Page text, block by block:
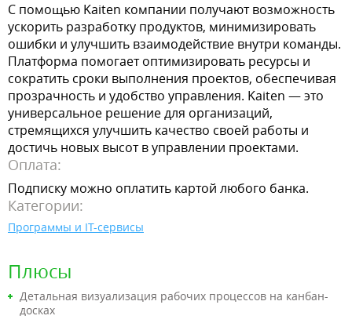
С помощью Kaiten компании получают возможность
ускорить разработку продуктов, минимизировать
ошибки и улучшить взаимодействие внутри команды.
Платформа помогает оптимизировать ресурсы и
сократить сроки выполнения проектов, обеспечивая
прозрачность и удобство управления. Kaiten — это
универсальное решение для организаций,
стремящихся улучшить качество своей работы и
достичь новых высот в управлении проектами.
Оплата:
Подписку можно оплатить картой любого банка.
Категории:
Программы и IT-сервисы
Плюсы
Детальная визуализация рабочих процессов на канбан-
досках